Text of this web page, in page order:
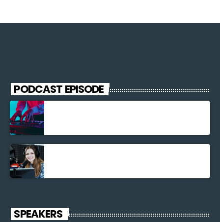
PODCAST EPISODE
SPEAKERS